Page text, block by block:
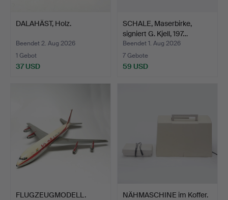
DALAHÄST, Holz.
Beendet 2. Aug 2026
1 Gebot
37 USD
SCHALE, Maserbirke,
signiert G. Kjell, 197…
Beendet 1. Aug 2026
7 Gebote
59 USD
FLUGZEUGMODELL. NÄHMASCHINE im Koffer.